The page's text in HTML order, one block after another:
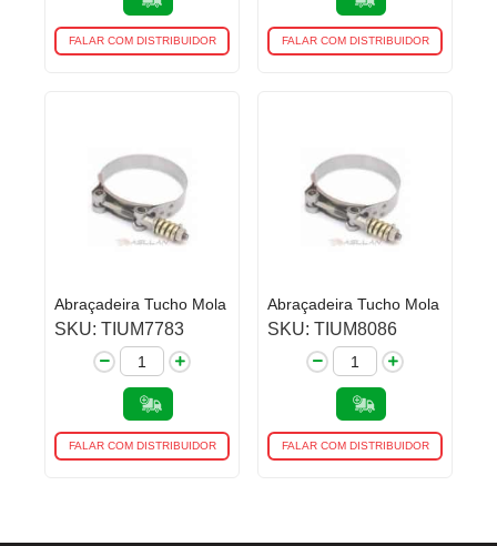
FALAR COM DISTRIBUIDOR FALAR COM DISTRIBUIDOR
Abraçadeira Tucho Mola
SKU: TIUM7783
FALAR COM DISTRIBUIDOR
Abraçadeira Tucho Mola
SKU: TIUM8086
FALAR COM DISTRIBUIDOR